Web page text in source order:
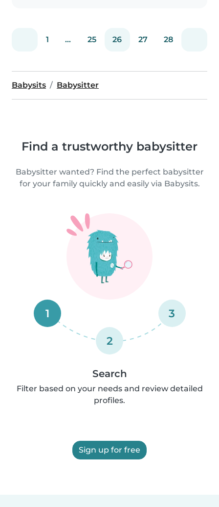
1 ... 25 26 27 28
Babysits Babysitter
Find a trustworthy babysitter
Babysitter wanted? Find the perfect babysitter
for your family quickly and easily via Babysits.
1
2
3
Search
Filter based on your needs and review detailed
profiles.
Sign up for free